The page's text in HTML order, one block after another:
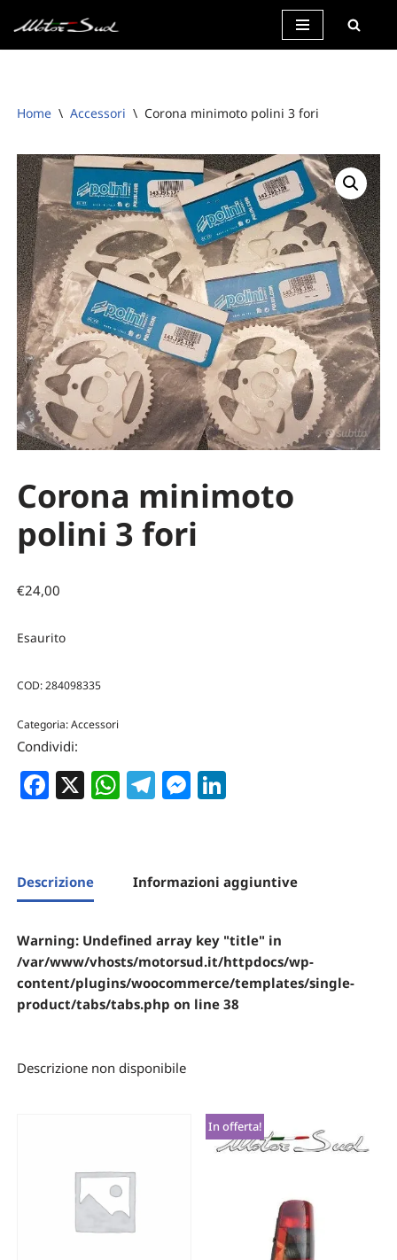
Vai
Home \ Accessori \ Corona minimoto polini 3 fori
Corona minimoto
polini 3 fori
€24,00
Esaurito
COD:284098335
Categoria:Accessori
Condividi:
Facebook
X WhatsApp
Telegram
Messenger
Descrizione Informazioni aggiuntive
Warning: Undefined array key "title" in
/var/www/vhosts/motorsud.it/httpdocs/wp-
content/plugins/woocommerce/templates/single-
product/tabs/tabs.php on line38
Descrizione non disponibile
In offerta!